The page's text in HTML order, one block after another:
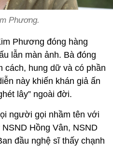
Phương.
Phương đóng hàng
lẫn màn ảnh. Bà đóng
cách, hung dữ và có phần
này khiến khán giả ấn
lây” ngoài đời.
người gọi nhầm tên với
Hồng Vân, NSND
đầu nghệ sĩ thấy chạnh